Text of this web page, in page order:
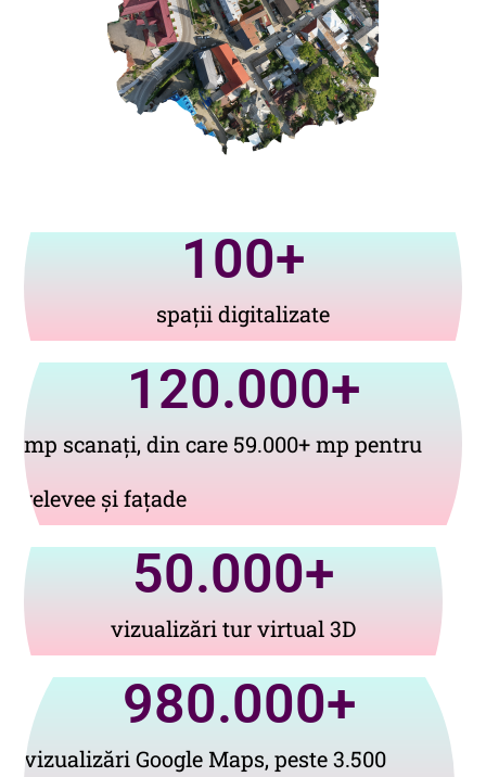
spații digitalizate
100+
mp scanați, din care 59.000+ mp pentru
relevee și fațade
120.000+
vizualizări tur virtual 3D
50.000+
vizualizări Google Maps, peste 3.500
980.000+